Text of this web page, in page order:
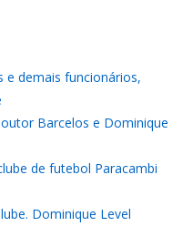
e demais funcionários,
Barcelos e Dominique
de futebol Paracambi
Dominique Level